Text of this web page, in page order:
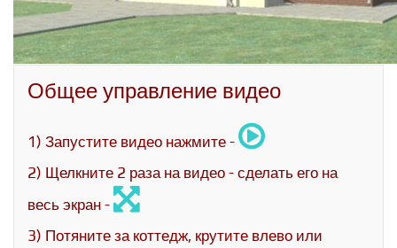
Общее управление видео
1) Запустите видео нажмите -
2) Щелкните 2 раза на видео - сделать его на
весь экран -
3) Потяните за коттедж, крутите влево или